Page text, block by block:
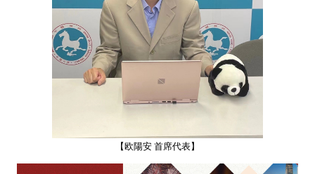
【欧陽安 首席代表】